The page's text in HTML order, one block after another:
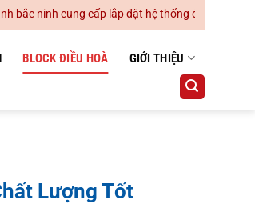
cung cấp lắp đặt hệ thống điều hoà không khí
BLOCK ĐIỀU HOÀ GIỚI THIỆU
Lượng Tốt